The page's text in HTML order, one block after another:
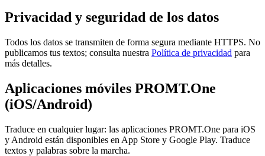
Privacidad y seguridad de los datos
Todos los datos se transmiten de forma segura mediante HTTPS. No
publicamos tus textos; consulta nuestra Política de privacidad para
más detalles.
Aplicaciones móviles PROMT.One
(iOS/Android)
Traduce en cualquier lugar: las aplicaciones PROMT.One para iOS
y Android están disponibles en App Store y Google Play. Traduce
textos y palabras sobre la marcha.